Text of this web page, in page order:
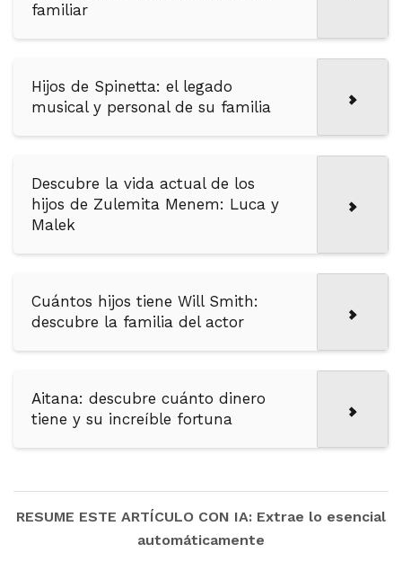
familiar
Hijos de Spinetta: el legado
musical y personal de su familia
Descubre la vida actual de los
hijos de Zulemita Menem: Luca y
Malek
Cuántos hijos tiene Will Smith:
descubre la familia del actor
Aitana: descubre cuánto dinero
tiene y su increíble fortuna
RESUME ESTE ARTÍCULO CON IA: Extrae lo esencial
automáticamente